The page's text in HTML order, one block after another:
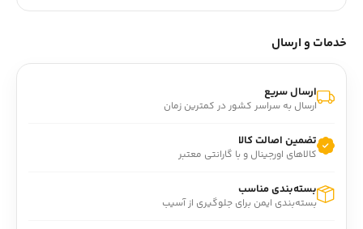
خدمات و ارسال
ارسال سریع
ارسال به سراسر کشور در کمترین زمان
تضمین اصالت کالا
کالاهای اورجینال و با گارانتی معتبر
بسته‌بندی مناسب
بسته‌بندی ایمن برای جلوگیری از آسیب